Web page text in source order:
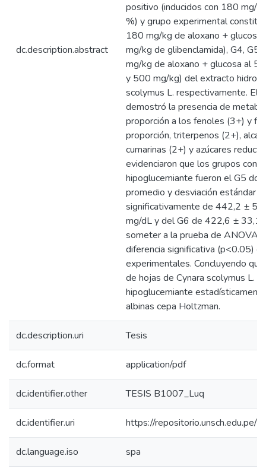
dc.description.abstract
positivo (inducidos con 180 mg/
%) y grupo experimental
180 mg/kg de aloxano +
mg/kg de glibenclamida), G4, G5
mg/kg de aloxano + glucosa al 5
y 500 mg/kg) del extracto
scolymus L. respectivamente. El
demostró la presencia de
proporción a los fenoles (3+) y
proporción, triterpenos (2+),
cumarinas (2+) y azúcares
evidenciaron que los grupos con
hipoglucemiante fueron el G5
promedio y desviación estándar
significativamente de 442,2 ±
mg/dL y del G6 de 422,6 ±
someter a la prueba de ANOVA
diferencia significativa (p<0.05)
experimentales. Concluyendo
de hojas de Cynara scolymus L.
hipoglucemiante
albinas cepa Holtzman.
dc.description.uri Tesis
dc.format application/pdf
dc.identifier.other TESIS B1007_Luq
dc.identifier.uri https://
dc.language.iso spa